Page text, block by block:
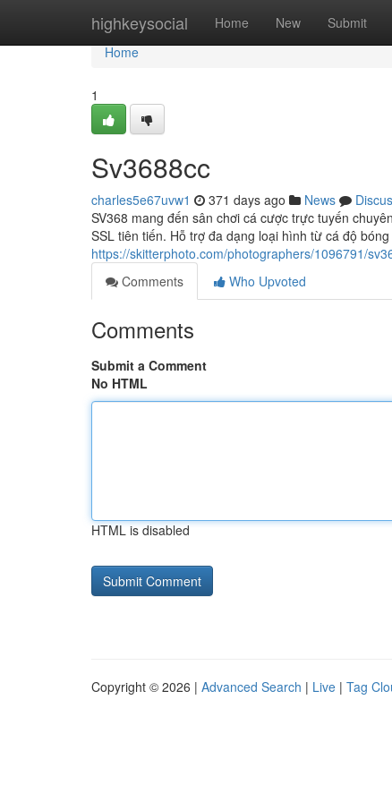
highkeysocial Home New Submit
Home
Home
1
Sv3688cc
charles5e67uvw1 371 days ago News
SV368 mang đến sân chơi cá cược trực tuyến
SSL tiên tiến. Hỗ trợ đa dạng loại hình từ cá độ
https://skitterphoto.com/photographers/1096791/
Comments
Who Upvoted
Comments
Submit a Comment
No HTML
HTML is disabled
Copyright © 2026 | Advanced Search | Live | Tag